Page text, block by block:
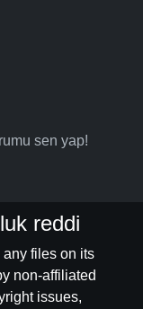
sen yap!
reddi
files on its
non-affiliated
issues,